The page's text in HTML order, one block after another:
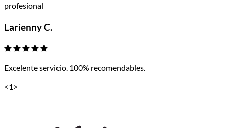
profesional
Larienny C.
Excelente servicio. 100% recomendables.
<1 >